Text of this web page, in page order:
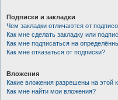
Подписки и закладки
Чем закладки отличаются от
Как мне сделать закладку или
Как мне подписаться на
Как мне отказаться от подписки?
Вложения
Какие вложения разрешены на этой
Как мне найти мои вложения?